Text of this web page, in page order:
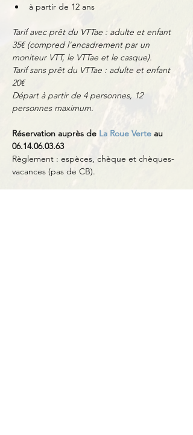
à partir de 12 ans
Tarif avec prêt du VTTae : adulte et enfant
35€ (compred l'encadrement par un
moniteur VTT, le VTTae et le casque).
Tarif sans prêt du VTTae : adulte et enfant
20€
Départ à partir de 4 personnes, 12
personnes maximum.
Réservation auprès de La Roue Verte au
06.14.06.03.63
Règlement : espèces, chèque et chèques-
vacances (pas de CB).